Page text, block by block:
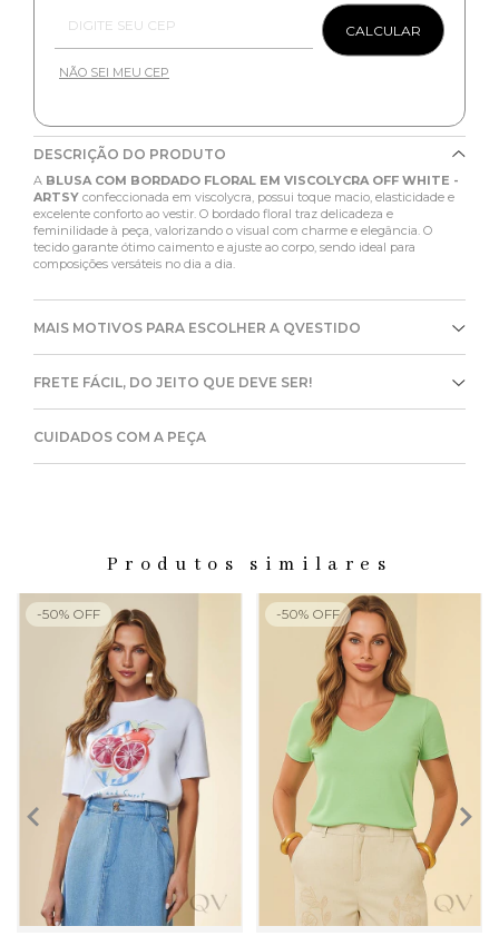
CALCULAR
NÃO SEI MEU CEP
DESCRIÇÃO DO PRODUTO
A BLUSA COM BORDADO FLORAL EM VISCOLYCRA OFF WHITE -
ARTSY confeccionada em viscolycra, possui toque macio, elasticidade e
excelente conforto ao vestir. O bordado floral traz delicadeza e
feminilidade à peça, valorizando o visual com charme e elegância. O
tecido garante ótimo caimento e ajuste ao corpo, sendo ideal para
composições versáteis no dia a dia.
MAIS MOTIVOS PARA ESCOLHER A QVESTIDO
FRETE FÁCIL, DO JEITO QUE DEVE SER!
CUIDADOS COM A PEÇA
Produtos similares
-50% OFF -50% OFF